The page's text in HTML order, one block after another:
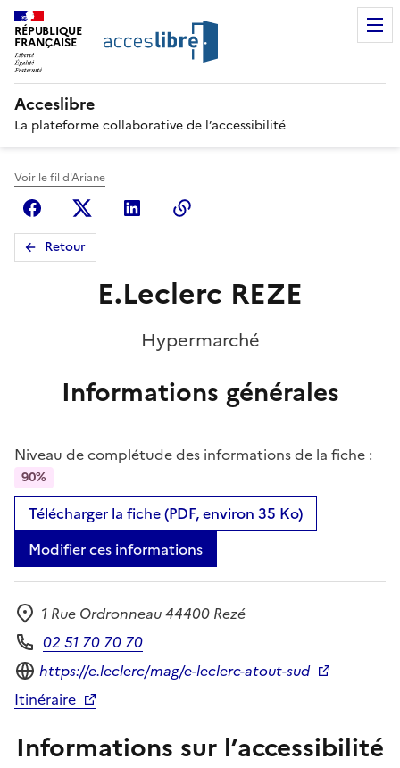
RÉPUBLIQUE
FRANÇAISE
Acceslibre
La plateforme collaborative de l’accessibilité
Voir le fil d'Ariane
FacebookX (anciennement Twitter)
Linkedin
Retour
E.Leclerc REZE
Hypermarché
Informations générales
Niveau de complétude des informations de la fiche :
90%
Télécharger la fiche (PDF, environ 35 Ko)
Modifier ces informations
Adresse
1 Rue Ordronneau 44400 Rezé
Téléphone
02 51 70 70 70
Site internet
https://e.leclerc/mag/e-leclerc-atout-sud
Itinéraire
Informations sur l’accessibilité